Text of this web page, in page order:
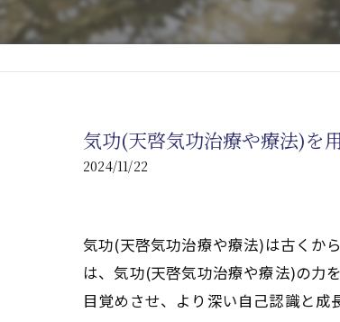
肝臓疾患の
心臓の疾患
腎臓の疾患
気功(天啓気功治療や療法)を
2024/11/22
気功(天啓気功治療や療法)は古くか
は、気功(天啓気功治療や療法)の力
目覚めさせ、より深い自己認識と成